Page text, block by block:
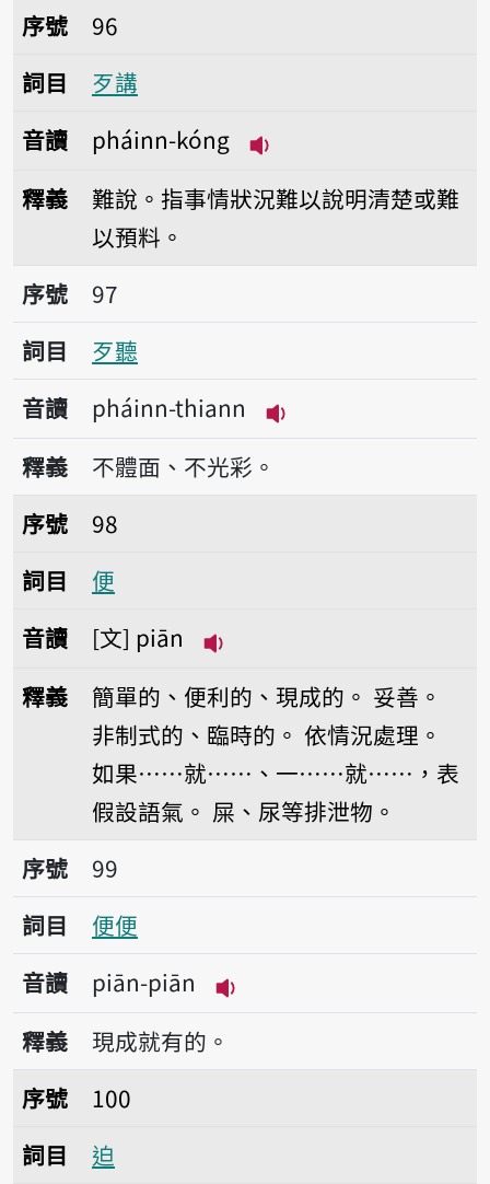
序號96歹講
序號
96
詞目
歹講
音讀
pháinn-kóng
釋義
難說。指事情狀況難以說明清楚或難
以預料。
序號97歹聽
序號
97
詞目
歹聽
音讀
pháinn-thiann
播放音讀pháinn-
釋義
不體面、不光彩。
序號98便
序號
98
詞目
便
音讀
文 piān
釋義 簡單的、便利的、現成的。 妥善。
非制式的、臨時的。 依情況處理。
如果……就……、一……就……，表
假設語氣。 屎、尿等排泄物。
序號99便便
序號
99
詞目
便便
音讀
piān-piān
播放音讀piān-piān
釋義
現成就有的。
序號100迫
序號
100
詞目
迫